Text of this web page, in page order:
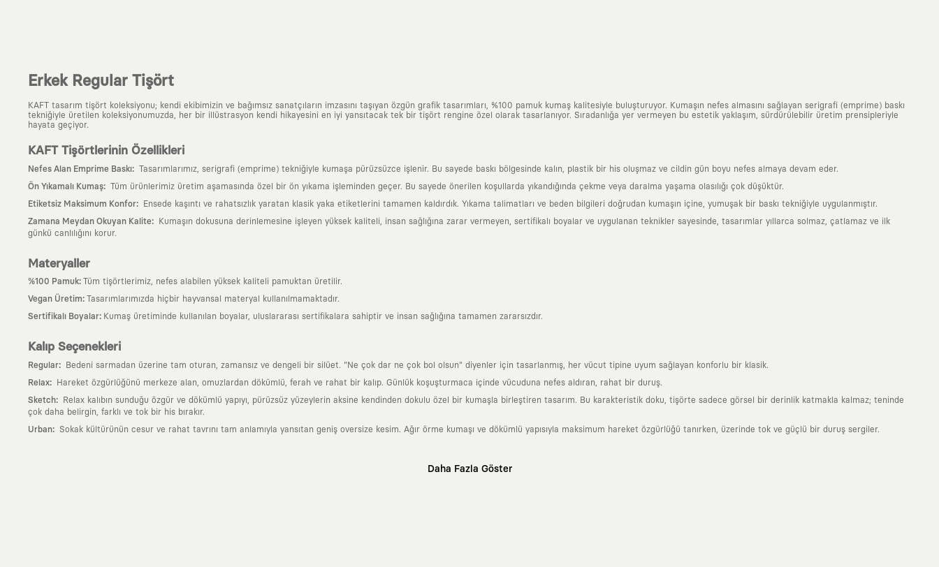
Erkek Regular Tişört
KAFT tasarım tişört koleksiyonu; kendi ekibimizin ve bağımsız sanatçıların imzasını taşıyan özgün grafik tasarımları, %100 pamuk kumaş kalitesiyle buluşturuyor. Kumaşın nefes almasını sağlayan serigrafi (emprime) baskı
tekniğiyle üretilen koleksiyonumuzda, her bir illüstrasyon kendi hikayesini en iyi yansıtacak tek bir tişört rengine özel olarak tasarlanıyor. Sıradanlığa yer vermeyen bu estetik yaklaşım, sürdürülebilir üretim prensipleriyle
hayata geçiyor.
KAFT Tişörtlerinin Özellikleri
Nefes Alan Emprime Baskı: Tasarımlarımız, serigrafi (emprime) tekniğiyle kumaşa pürüzsüzce işlenir. Bu sayede baskı bölgesinde kalın, plastik bir his oluşmaz ve cildin gün boyu nefes almaya devam eder.
Ön Yıkamalı Kumaş: Tüm ürünlerimiz üretim aşamasında özel bir ön yıkama işleminden geçer. Bu sayede önerilen koşullarda yıkandığında çekme veya daralma yaşama olasılığı çok düşüktür.
Etiketsiz Maksimum Konfor: Ensede kaşıntı ve rahatsızlık yaratan klasik yaka etiketlerini tamamen kaldırdık. Yıkama talimatları ve beden bilgileri doğrudan kumaşın içine, yumuşak bir baskı tekniğiyle uygulanmıştır.
Zamana Meydan Okuyan Kalite:
Kumaşın dokusuna derinlemesine işleyen yüksek kaliteli, insan sağlığına zarar vermeyen, sertifikalı boyalar ve uygulanan teknikler sayesinde, tasarımlar yıllarca solmaz, çatlamaz ve ilk
günkü canlılığını korur.
Materyaller
%100 Pamuk: Tüm tişörtlerimiz, nefes alabilen yüksek kaliteli pamuktan üretilir.
Vegan Üretim: Tasarımlarımızda hiçbir hayvansal materyal kullanılmamaktadır.
Sertifikalı Boyalar: Kumaş üretiminde kullanılan boyalar, uluslararası sertifikalara sahiptir ve insan sağlığına tamamen zararsızdır.
Kalıp Seçenekleri
Regular: Bedeni sarmadan üzerine tam oturan, zamansız ve dengeli bir silüet. "Ne çok dar ne çok bol olsun" diyenler için tasarlanmış, her vücut tipine uyum sağlayan konforlu bir klasik.
Relax: Hareket özgürlüğünü merkeze alan, omuzlardan dökümlü, ferah ve rahat bir kalıp. Günlük koşuşturmaca içinde vücuduna nefes aldıran, rahat bir duruş.
Sketch:
Relax kalıbın sunduğu özgür ve dökümlü yapıyı, pürüzsüz yüzeylerin aksine kendinden dokulu özel bir kumaşla birleştiren tasarım. Bu karakteristik doku, tişörte sadece görsel bir derinlik katmakla kalmaz; teninde
çok daha belirgin, farklı ve tok bir his bırakır.
Urban: Sokak kültürünün cesur ve rahat tavrını tam anlamıyla yansıtan geniş oversize kesim. Ağır örme kumaşı ve dökümlü yapısıyla maksimum hareket özgürlüğü tanırken, üzerinde tok ve güçlü bir duruş sergiler.
Daha Fazla Göster